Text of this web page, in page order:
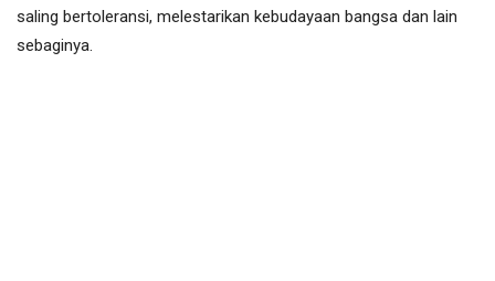
saling bertoleransi, melestarikan kebudayaan bangsa dan lain
sebaginya.